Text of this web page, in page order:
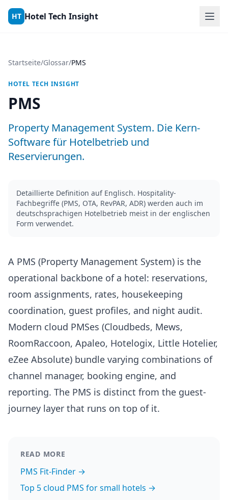
Skip to content
HT Hotel Tech Insight
Startseite/Glossar/PMS
HOTEL TECH INSIGHT
PMS
Property Management System. Die Kern-
Software für Hotelbetrieb und
Reservierungen.
Detaillierte Definition auf Englisch. Hospitality-
Fachbegriffe (PMS, OTA, RevPAR, ADR) werden auch im
deutschsprachigen Hotelbetrieb meist in der englischen
Form verwendet.
A PMS (Property Management System) is the
operational backbone of a hotel: reservations,
room assignments, rates, housekeeping
coordination, guest profiles, and night audit.
Modern cloud PMSes (Cloudbeds, Mews,
RoomRaccoon, Apaleo, Hotelogix, Little Hotelier,
eZee Absolute) bundle varying combinations of
channel manager, booking engine, and
reporting. The PMS is distinct from the guest-
journey layer that runs on top of it.
READ MORE
PMS Fit-Finder →
Top 5 cloud PMS for small hotels →